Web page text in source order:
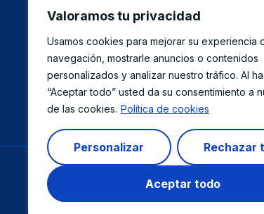
Valoramos tu privacidad
Usamos cookies para mejorar su experiencia
navegación, mostrarle anuncios o contenidos
personalizados y analizar nuestro tráfico. Al
“Aceptar todo” usted da su consentimiento a
de las cookies. Política de cookies
Personalizar Rechazar
Aceptar todo
Authentic Peruvian alfajores made with
New York. Flavors that hug you, memories
return.
© 2025 Themiskybakery.com. All rights